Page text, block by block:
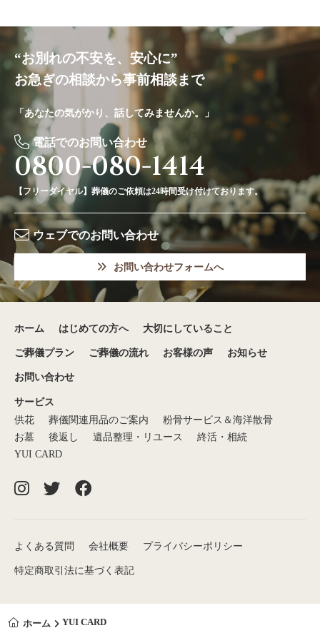
“お別れの不安を、安心に”
お急ぎの相談から事前相談まで
「あなたの気がかり、話してみませんか。」
電話でのお問い合わせ
0800-080-1414
【フリーダイヤル】葬儀のご依頼は24時間受け付けております。
ウェブでのお問い合わせ
お問い合わせフォームへ
ホーム はじめての方へ 大切にしていること
ご葬儀プラン ご葬儀の流れ お客様の声 お知らせ
お問い合わせ
サービス
供花
葬儀関連用品のご案内
粉骨サービス＆海洋散骨
お墓
後返し 遺品整理・リユース
終活・相続
YUI CARD
よくある質問 会社概要 プライバシーポリシー
特定商取引法に基づく表記
ホーム YUI CARD